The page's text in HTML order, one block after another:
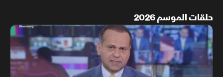
حلقات الموسم 2026